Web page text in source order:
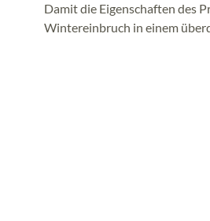
Damit die Eigenschaften des
Wintereinbruch in einem